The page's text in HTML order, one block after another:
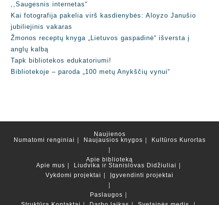
,,Saugesnis internetas“
Kai fotografija pakelia virš kasdienybės: Aloyzo Janušio
jubiliejinis vakaras
Žmonos receptų knyga „Lietuvos gaspadinė“ išversta į
anglų kalbą
Tapk bibliotekos edukatoriumi!
Bibliotekoje – paroda „100 metų Anykščių vynui“
Naujienos
Numatomi renginiai
Naujausios knygos Kultūros Kurortas
Apie biblioteką
Apie mus
Liudvika ir Stanislovas Didžiuliai
Vykdomi projektai
Įgyvendinti projektai
Paslaugos